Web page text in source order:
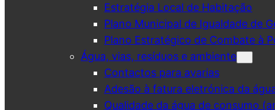
Estratégia Local de Habitação
Plano Municipal de Igualdade de
Plano Estratégico de Combate à
Água, vias, resíduos e ambiente
Contactos para avarias
Adesão à fatura eletrónica da
Qualidade da água de consumo